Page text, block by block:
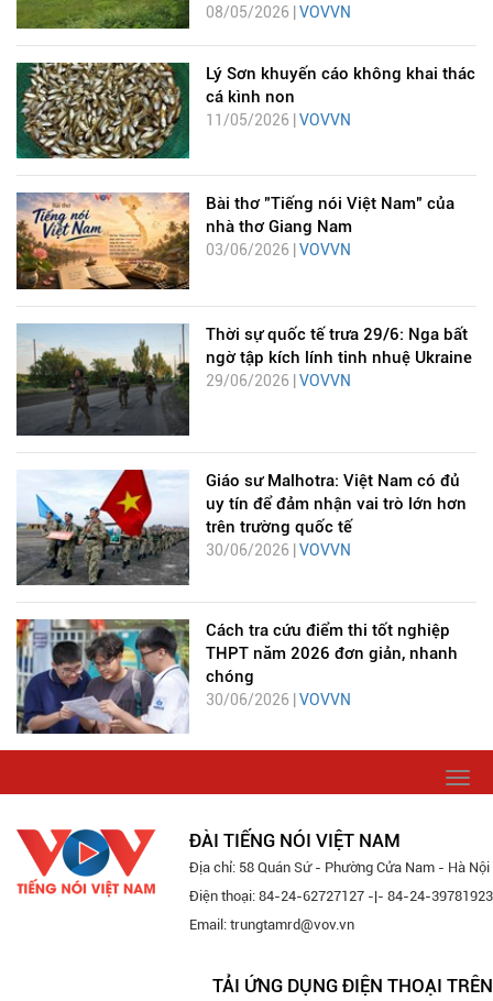
08/05/2026 | VOVVN
Lý Sơn khuyến cáo không khai thác
cá kình non
11/05/2026 | VOVVN
Bài thơ "Tiếng nói Việt Nam" của
nhà thơ Giang Nam
03/06/2026 | VOVVN
Thời sự quốc tế trưa 29/6: Nga bất
ngờ tập kích lính tinh nhuệ Ukraine
29/06/2026 | VOVVN
Giáo sư Malhotra: Việt Nam có đủ
uy tín để đảm nhận vai trò lớn hơn
trên trường quốc tế
30/06/2026 | VOVVN
Cách tra cứu điểm thi tốt nghiệp
THPT năm 2026 đơn giản, nhanh
chóng
30/06/2026 | VOVVN
ĐÀI TIẾNG NÓI VIỆT NAM
Địa chỉ: 58 Quán Sứ - Phường Cửa Nam - Hà Nội
Điện thoại: 84-24-62727127 -|- 84-24-39781923
Email: trungtamrd@vov.vn
TẢI ỨNG DỤNG ĐIỆN THOẠI TRÊN